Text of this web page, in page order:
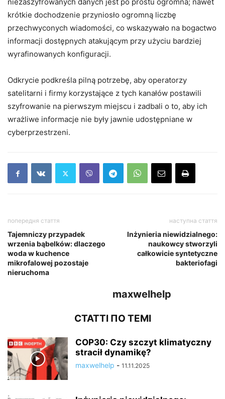
krótkie dochodzenie przyniosło ogromną liczbę
przechwyconych wiadomości, co wskazywało na bogactwo
informacji dostępnych atakującym przy użyciu bardziej
wyrafinowanych konfiguracji.
Odkrycie podkreśla pilną potrzebę, aby operatorzy
satelitarni i firmy korzystające z tych kanałów postawili
szyfrowanie na pierwszym miejscu i zadbali o to, aby ich
wrażliwe informacje nie były jawnie udostępniane w
cyberprzestrzeni.
попередня стаття
Tajemniczy przypadek
wrzenia bąbelków: dlaczego
woda w kuchence
mikrofalowej pozostaje
nieruchoma
наступна стаття
Inżynieria niewidzialnego:
naukowcy stworzyli
całkowicie syntetyczne
bakteriofagi
maxwelhelp
СТАТТІ ПО ТЕМІ
COP30: Czy szczyt klimatyczny
stracił dynamikę?
maxwelhelp - 11.11.2025